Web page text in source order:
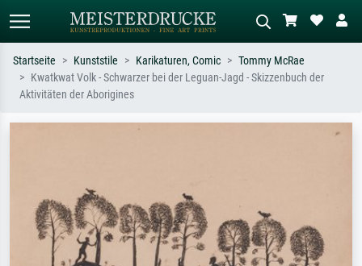
Standardsuche
Wiese, Abstrakt mit viel Rot, Dunkles
Startseite Kunststile Karikaturen, Comic
Tommy McRae
Kwatkwat Volk - Schwarzer bei der Leguan-Jagd - Skizzenbuch der
Aktivitäten der Aborigines